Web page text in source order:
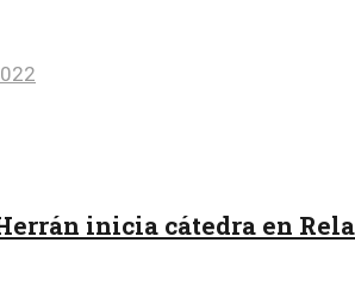
inicia cátedra en